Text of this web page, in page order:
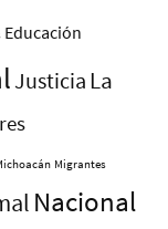
Educación
Justicia La
Migrantes
Nacional